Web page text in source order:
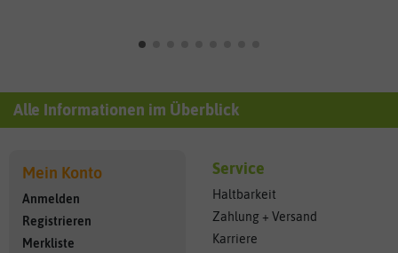
Alle Informationen im Überblick
Mein Konto
Anmelden
Registrieren
Merkliste
Service
Haltbarkeit
Zahlung + Versand
Karriere